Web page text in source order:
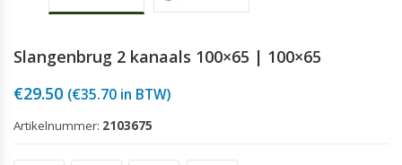
Slangenbrug 2 kanaals 100×65 | 100×65
€29.50 (€35.70 in BTW)
Artikelnummer: 2103675